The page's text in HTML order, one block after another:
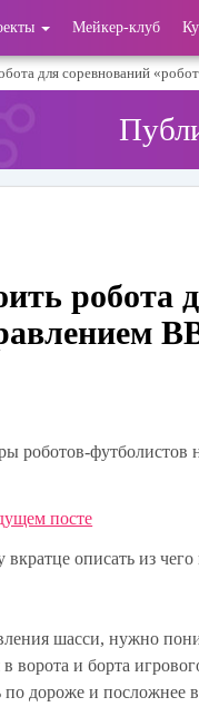
Мейкер-клуб
для соревнований
робота
роботов-футболистов
посте
описать из
шасси, нужно
в ворота и борта
по дороже и